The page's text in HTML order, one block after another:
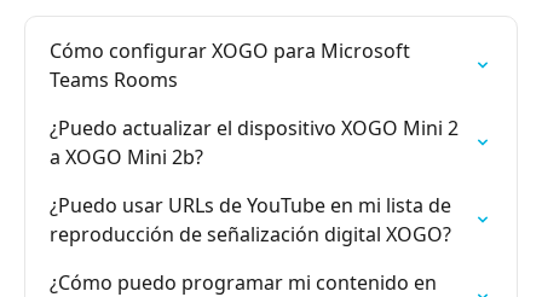
Cómo configurar XOGO para Microsoft
Teams Rooms
¿Puedo actualizar el dispositivo XOGO Mini 2
a XOGO Mini 2b?
¿Puedo usar URLs de YouTube en mi lista de
reproducción de señalización digital XOGO?
¿Cómo puedo programar mi contenido en